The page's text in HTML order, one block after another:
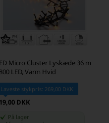
Micro Cluster Lyskæde 36 m
LED, Varm Hvid
Laveste stykpris: 269,00 DKK
DKK
På lager